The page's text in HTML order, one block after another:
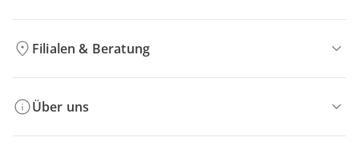
Filialen & Beratung
Über uns